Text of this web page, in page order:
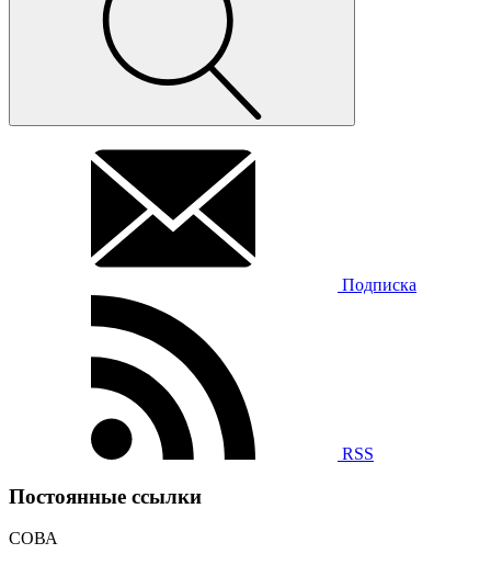
Подписка
RSS
Постоянные ссылки
СОВА